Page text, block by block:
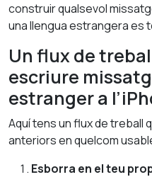
construir qualsevol
una llengua estrangera es
Un flux de
escriure
estranger a
Aquí tens un flux de treball
anteriors en quelcom
Esborra en el teu